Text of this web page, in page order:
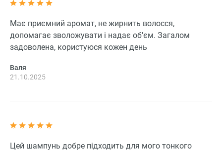
Має приємний аромат, не жирнить волосся,
допомагає зволожувати і надає об'єм. Загалом
задоволена, користуюся кожен день
Валя
21.10.2025
Цей шампунь добре підходить для мого тонкого